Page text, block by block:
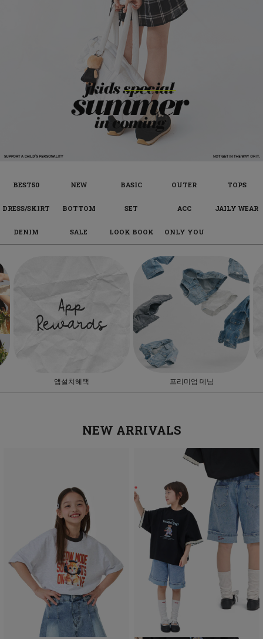
BEST50 NEW BASIC OUTER TOPS
DRESS/SKIRT BOTTOM SET ACC JAILY WEAR
DENIM SALE LOOK BOOK ONLY YOU
앱설치혜택 프리미엄 데님
NEW ARRIVALS